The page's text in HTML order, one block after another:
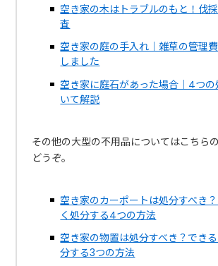
空き家の木はトラブルのもと！伐
査
空き家の庭の手入れ｜雑草の管理
しました
空き家に庭石があった場合｜4つの
いて解説
その他の大型の不用品についてはこちら
どうぞ。
空き家のカーポートは処分すべき
く処分する4つの方法
空き家の物置は処分すべき？でき
分する3つの方法